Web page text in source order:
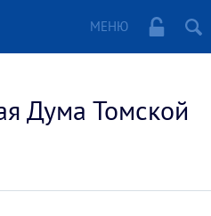
МЕНЮ
Дума Томской